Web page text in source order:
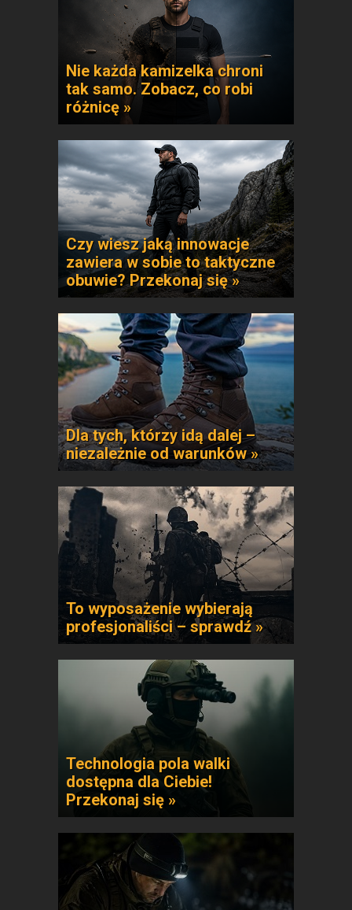
Nie każda kamizelka chroni
tak samo. Zobacz, co robi
różnicę »
Czy wiesz jaką innowacje
zawiera w sobie to taktyczne
obuwie? Przekonaj się »
Dla tych, którzy idą dalej –
niezależnie od warunków »
To wyposażenie wybierają
profesjonaliści – sprawdź »
Technologia pola walki
dostępna dla Ciebie!
Przekonaj się »